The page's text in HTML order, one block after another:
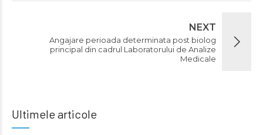
NEXT
Angajare perioada determinata post biolog
principal din cadrul Laboratorului de Analize
Medicale
Ultimele articole